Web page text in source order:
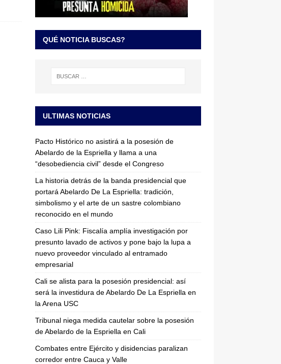
QUÉ NOTICIA BUSCAS?
ULTIMAS NOTICIAS
Pacto Histórico no asistirá a la posesión de
Abelardo de la Espriella y llama a una
“desobediencia civil” desde el Congreso
La historia detrás de la banda presidencial que
portará Abelardo De La Espriella: tradición,
simbolismo y el arte de un sastre colombiano
reconocido en el mundo
Caso Lili Pink: Fiscalía amplía investigación por
presunto lavado de activos y pone bajo la lupa a
nuevo proveedor vinculado al entramado
empresarial
Cali se alista para la posesión presidencial: así
será la investidura de Abelardo De La Espriella en
la Arena USC
Tribunal niega medida cautelar sobre la posesión
de Abelardo de la Espriella en Cali
Combates entre Ejército y disidencias paralizan
corredor entre Cauca y Valle